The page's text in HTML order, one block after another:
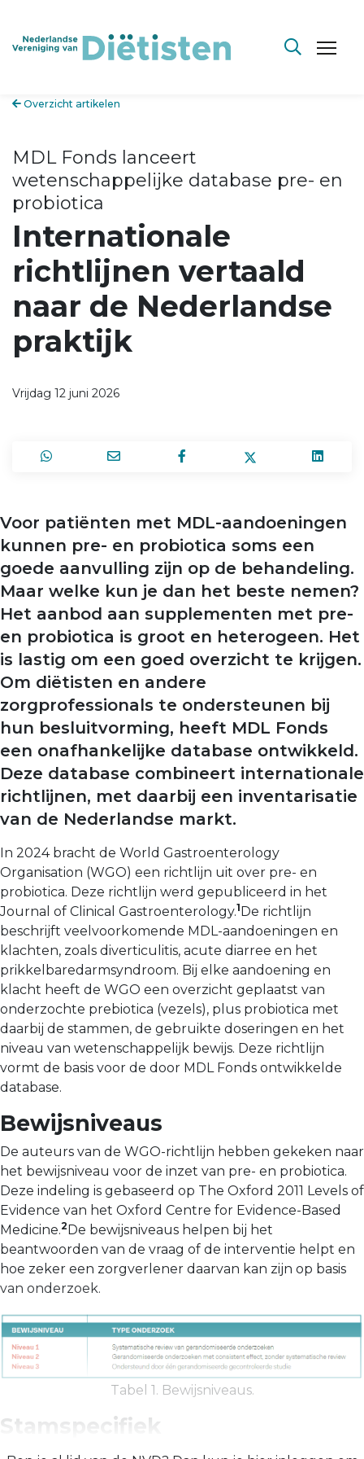
Overzicht artikelen
MDL Fonds lanceert
wetenschappelijke database pre- en
probiotica
Internationale
richtlijnen vertaald
naar de Nederlandse
praktijk
Vrijdag 12 juni 2026
Voor patiënten met MDL-aandoeningen
kunnen pre- en probiotica soms een
goede aanvulling zijn op de behandeling.
Maar welke kun je dan het beste nemen?
Het aanbod aan supplementen met pre-
en pro­biotica is groot en heterogeen. Het
is lastig om een goed overzicht te krijgen.
Om diëtisten en andere
zorgprofessionals te ondersteunen bij
hun besluitvorming, heeft MDL Fonds
een onafhankelijke database ontwikkeld.
Deze database combineert internationale
richtlijnen, met daarbij een inventarisatie
van de Nederlandse markt.
In 2024 bracht de World Gastroenterology
Organisation (WGO) een richtlijn uit over pre- en
probiotica. Deze richtlijn werd gepubliceerd in het
Journal of Clinical Gastroentero­logy.1De richtlijn
beschrijft veelvoorkomende MDL-aandoe­ningen en
klachten, zoals diverticulitis, acute diarree en het
prikkelbaredarmsyndroom. Bij elke aandoening en
klacht heeft de WGO een overzicht geplaatst van
onderzochte prebiotica (vezels), plus probiotica met
daarbij de stammen, de gebruikte doseringen en het
niveau van wetenschappe­lijk bewijs. Deze richtlijn
vormt de basis voor de door MDL Fonds ontwikkelde
database.
Bewijsniveaus
De auteurs van de WGO-richtlijn hebben gekeken naar
het bewijsniveau voor de inzet van pre- en probiotica.
Deze indeling is gebaseerd op The Oxford 2011 Levels of
Evidence van het Oxford Centre for Evidence-Based
Medicine.2De bewijsniveaus helpen bij het
beantwoorden van de vraag of de interventie helpt en
hoe zeker een zorgverlener daarvan kan zijn op basis
van onderzoek.
Tabel 1. Bewijsniveaus.
Stamspecifiek